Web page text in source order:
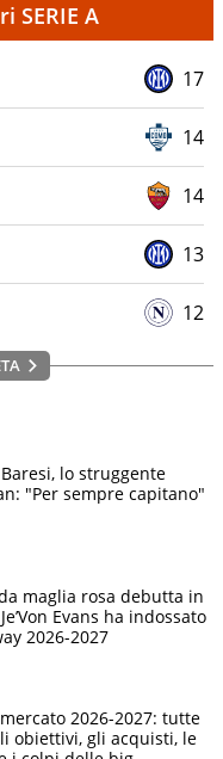
SERIE A
17
14
14
13
12
lo struggente
"Per sempre capitano"
maglia rosa debutta in
Evans ha indossato
2026-2027
2026-2027: tutte
obiettivi, gli acquisti, le